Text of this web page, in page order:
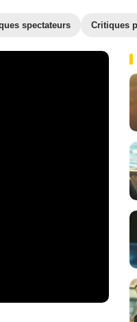
spectateurs Critiques